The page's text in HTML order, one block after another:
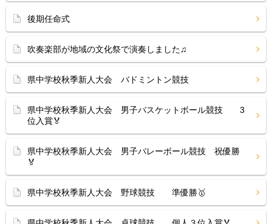
後期任命式
吹奏楽部が地域の文化祭で演奏しました♫
県中学校秋季新人大会 バドミントン競技
県中学校秋季新人大会 男子バスケットボール競技 3
位入賞🏅
県中学校秋季新人大会 男子バレーボール競技 祝優勝
🏅
県中学校秋季新人大会 野球競技 準優勝🥇